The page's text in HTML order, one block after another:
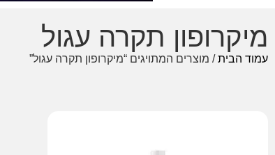
מיקרופון תקרה עגול
עמוד הבית/ מוצרים המתויגים “מיקרופון תקרה עגול”